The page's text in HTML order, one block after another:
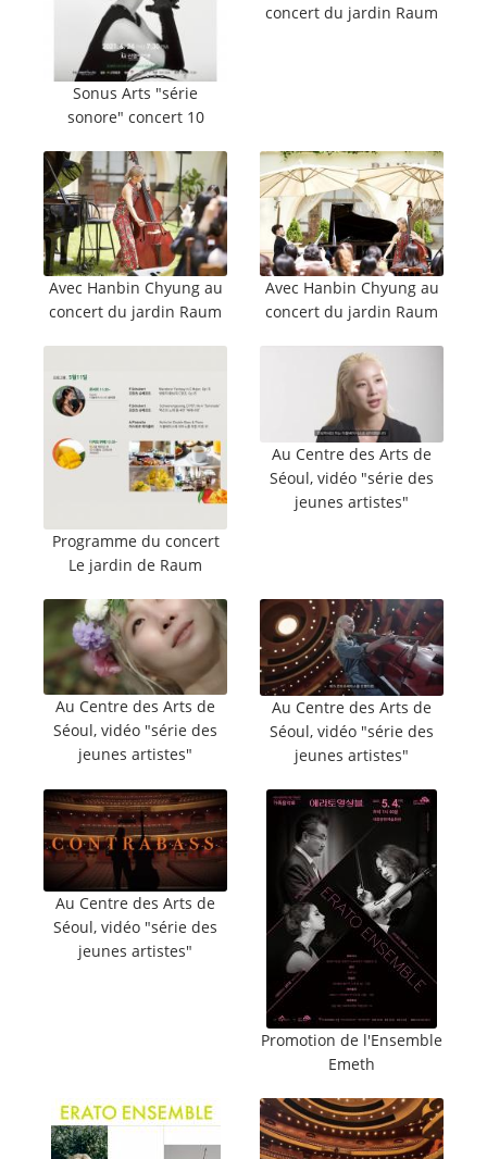
Sonus Arts "série
sonore" concert 10
concert du jardin Raum
Avec Hanbin Chyung au
concert du jardin Raum
Avec Hanbin Chyung au
concert du jardin Raum
Programme du concert
Le jardin de Raum
Au Centre des Arts de
Séoul, vidéo "série des
jeunes artistes"
Au Centre des Arts de
Séoul, vidéo "série des
jeunes artistes"
Au Centre des Arts de
Séoul, vidéo "série des
jeunes artistes"
Au Centre des Arts de
Séoul, vidéo "série des
jeunes artistes"
Promotion de l'Ensemble
Emeth